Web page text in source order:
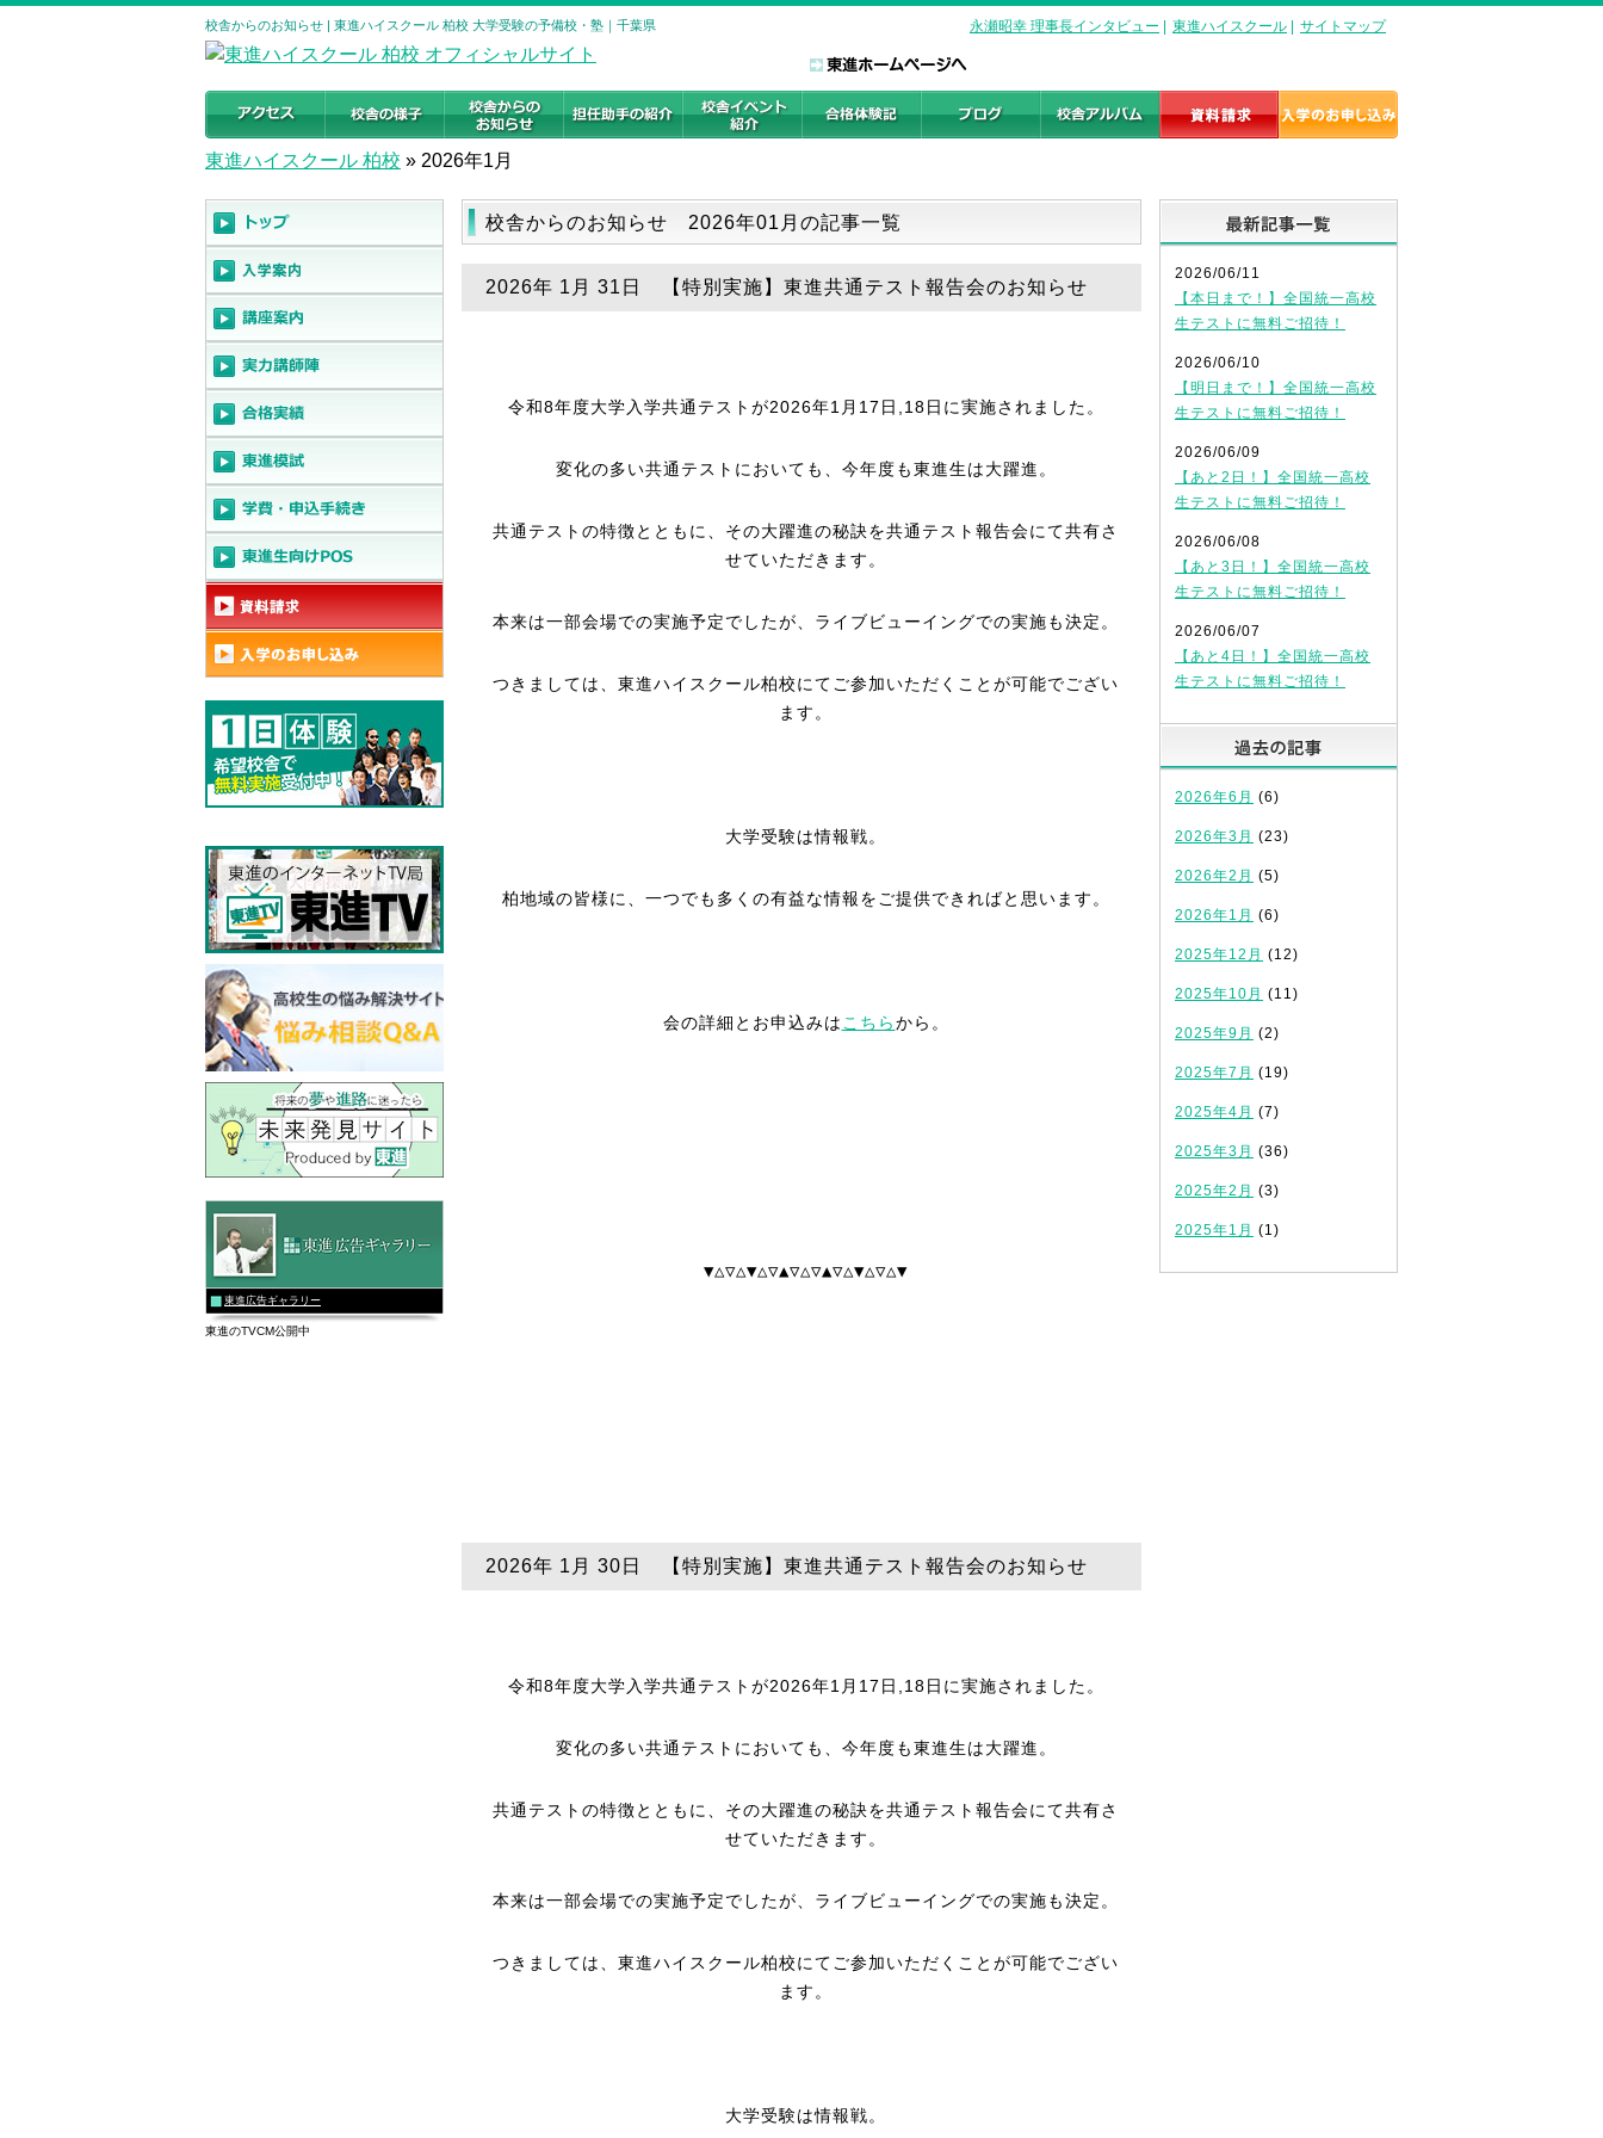
校舎からのお知らせ | 東進ハイスクール 柏校 大学受験の予備校・塾｜千葉県 永瀬昭幸 理事長インタビュー 東進ハイスクール サイトマップ
東進ハイスクール 柏校 » 2026年1月
校舎からのお知らせ 2026年01月の記事一覧
2026年 1月 31日 【特別実施】東進共通テスト報告会のお知らせ
令和8年度大学入学共通テストが2026年1月17日,18日に実施されました。
変化の多い共通テストにおいても、今年度も東進生は大躍進。
共通テストの特徴とともに、その大躍進の秘訣を共通テスト報告会にて共有さ
せていただきます。
本来は一部会場での実施予定でしたが、ライブビューイングでの実施も決定。
つきましては、東進ハイスクール柏校にてご参加いただくことが可能でござい
ます。
大学受験は情報戦。
柏地域の皆様に、一つでも多くの有益な情報をご提供できればと思います。
会の詳細とお申込みは こちらから。
▼△▽△▼△▽▲▽△▽▲▽△▼△▽△▼
2026年 1月 30日 【特別実施】東進共通テスト報告会のお知らせ
令和8年度大学入学共通テストが2026年1月17日,18日に実施されました。
変化の多い共通テストにおいても、今年度も東進生は大躍進。
共通テストの特徴とともに、その大躍進の秘訣を共通テスト報告会にて共有さ
せていただきます。
本来は一部会場での実施予定でしたが、ライブビューイングでの実施も決定。
つきましては、東進ハイスクール柏校にてご参加いただくことが可能でござい
ます。
大学受験は情報戦。
2026/06/11
【本日まで！】全国統一高校
生テストに無料ご招待！
2026/06/10
【明日まで！】全国統一高校
生テストに無料ご招待！
2026/06/09
【あと2日！】全国統一高校
生テストに無料ご招待！
2026/06/08
【あと3日！】全国統一高校
生テストに無料ご招待！
2026/06/07
【あと4日！】全国統一高校
生テストに無料ご招待！
2026年6月 (6)
2026年3月 (23)
2026年2月 (5)
2026年1月 (6)
2025年12月 (12)
2025年10月 (11)
2025年9月 (2)
2025年7月 (19)
2025年4月 (7)
2025年3月 (36)
2025年2月 (3)
2025年1月 (1)
東進広告ギャラリー
東進のTVCM公開中